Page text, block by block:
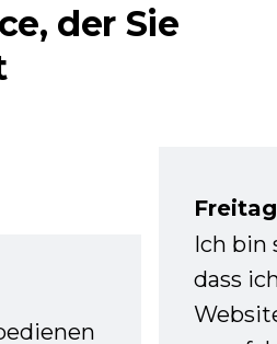
der Sie
Ich bin
dass